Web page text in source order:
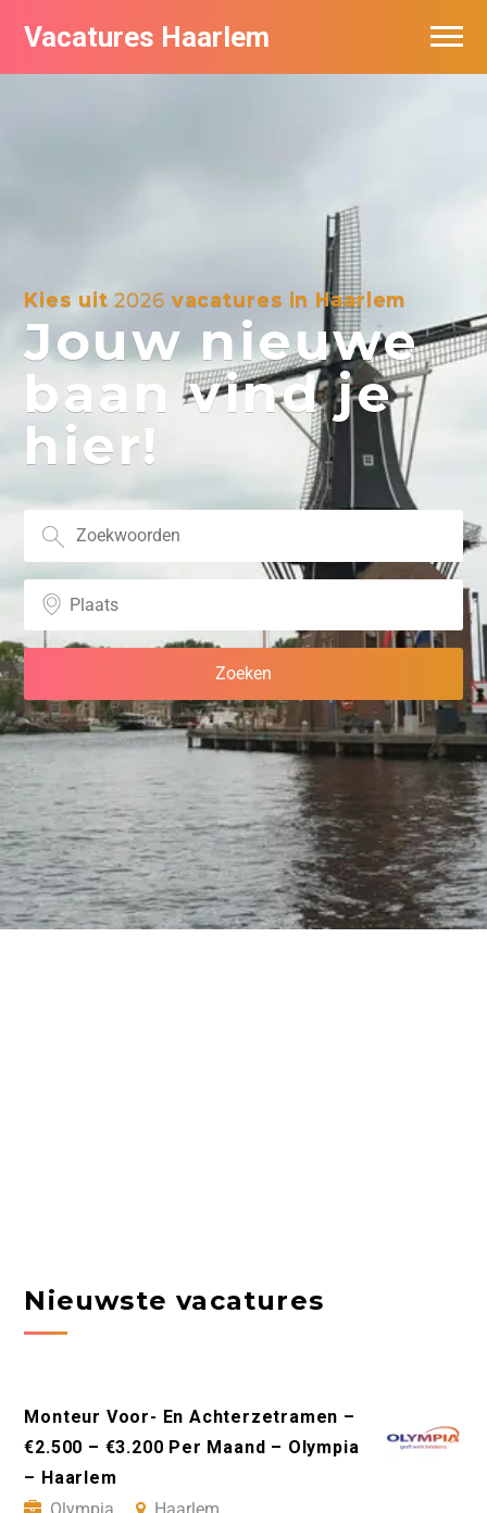
Vacatures Haarlem
Kies uit2026 vacatures in Haarlem
Jouw nieuwe
baan vind je
hier!
Nieuwste vacatures
Monteur Voor- En Achterzetramen –
€2.500 – €3.200 Per Maand – Olympia
– Haarlem
Vacatures per bedrijf in Haarlem